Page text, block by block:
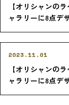
【オリシャンの
ャラリーに8点デ
2023.11.01
【オリシャンの
ャラリーに8点デ